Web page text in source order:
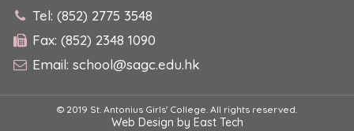
Tel: (852) 2775 3548
Fax: (852) 2348 1090
Email: school@sagc.edu.hk
© 2019 St. Antonius Girls' College. All rights reserved.
Web Design by East Tech